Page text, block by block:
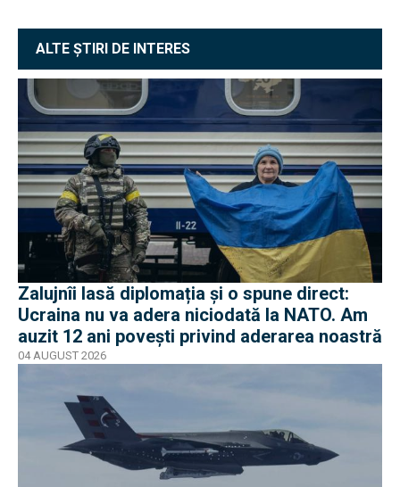
ALTE ȘTIRI DE INTERES
Zalujnîi lasă diplomația și o spune direct:
Ucraina nu va adera niciodată la NATO. Am
auzit 12 ani povești privind aderarea noastră
04 AUGUST 2026